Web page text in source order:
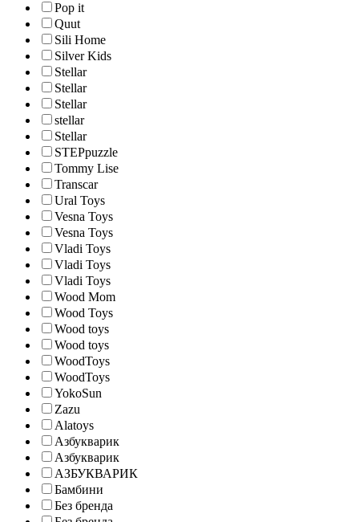
Pop it
Quut
Sili Home
Silver Kids
Stellar
Stellar
Stellar
stellar
Stellar
STEPpuzzle
Tommy Lise
Transcar
Ural Toys
Vesna Toys
Vesna Toys
Vladi Toys
Vladi Toys
Vladi Toys
Wood Mom
Wood Toys
Wood toys
Wood toys
WoodToys
WoodToys
YokoSun
Zazu
Аlatoys
Азбукварик
Азбукварик
АЗБУКВАРИК
Бамбини
Без бренда